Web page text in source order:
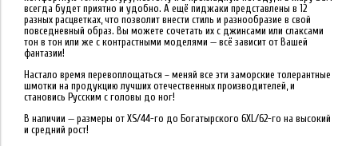
всегда будет приятно и удобно. А ещё пиджаки представлены в 12
разных расцветках, что позволит внести стиль и разнообразие в свой
повседневный образ. Вы можете сочетать их с джинсами или слаксами
тон в тон или же с контрастными моделями — всё зависит от Вашей
фантазии!
Настало время перевоплощаться – меняй все эти заморские толерантные
шмотки на продукцию лучших отечественных производителей, и
становись Русским с головы до ног!
В наличии — размеры от XS/44-го до Богатырского 6XL/62-го на высокий
и средний рост!